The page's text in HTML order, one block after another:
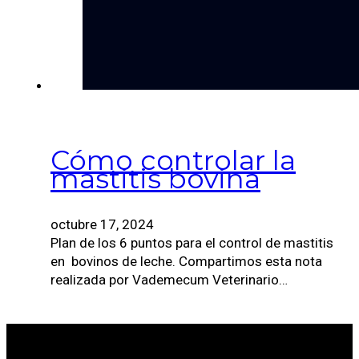
Cómo controlar la
mastitis bovina
octubre 17, 2024
Plan de los 6 puntos para el control de mastitis
en bovinos de leche. Compartimos esta nota
realizada por Vademecum Veterinario…